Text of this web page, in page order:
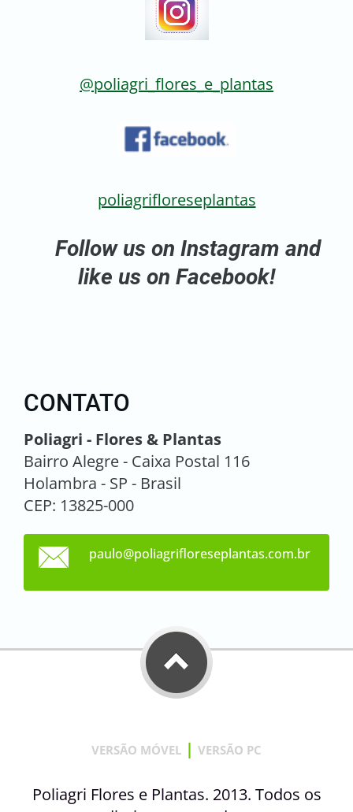
@poliagri_flores_e_plantas
poliagrifloreseplantas
Follow us on Instagram and
like us on Facebook!
CONTATO
Poliagri - Flores & Plantas
Bairro Alegre - Caixa Postal 116
Holambra - SP - Brasil
CEP: 13825-000
paulo@poliagrifloreseplantas.com.br
VERSÃO MÓVEL | VERSÃO PC
Poliagri Flores e Plantas. 2013. Todos os